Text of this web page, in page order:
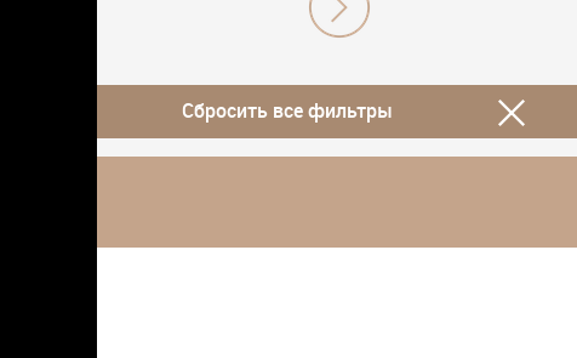
Сбросить все фильтры